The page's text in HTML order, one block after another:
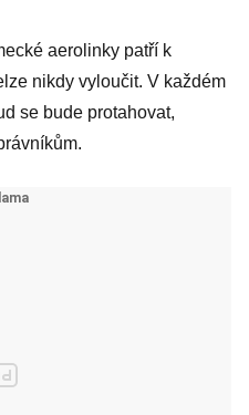
aerolinky patří k
nikdy vyloučit. V každém
se bude protahovat,